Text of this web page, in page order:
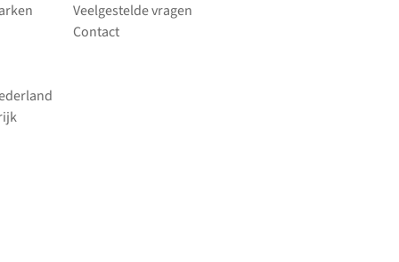
Veelgestelde vragen
Contact